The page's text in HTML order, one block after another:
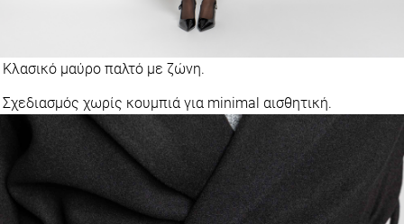
Κλασικό μαύρο παλτό με ζώνη.
Σχεδιασμός χωρίς κουμπιά για minimal αισθητική.